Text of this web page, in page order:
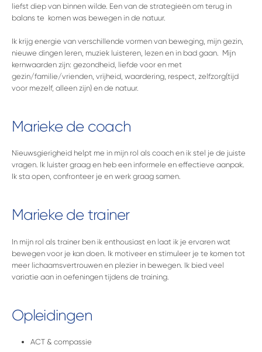
liefst diep van binnen wilde. Een van de strategieën om terug in
balans te komen was bewegen in de natuur.
Ik krijg energie van verschillende vormen van beweging, mijn gezin,
nieuwe dingen leren, muziek luisteren, lezen en in bad gaan. Mijn
kernwaarden zijn: gezondheid, liefde voor en met
gezin/familie/vrienden, vrijheid, waardering, respect, zelfzorg(tijd
voor mezelf, alleen zijn) en de natuur.
Marieke de coach
Nieuwsgierigheid helpt me in mijn rol als coach en ik stel je de juiste
vragen. Ik luister graag en heb een informele en effectieve aanpak.
Ik sta open, confronteer je en werk graag samen.
Marieke de trainer
In mijn rol als trainer ben ik enthousiast en laat ik je ervaren wat
bewegen voor je kan doen. Ik motiveer en stimuleer je te komen tot
meer lichaamsvertrouwen en plezier in bewegen. Ik bied veel
variatie aan in oefeningen tijdens de training.
Opleidingen
ACT & compassie